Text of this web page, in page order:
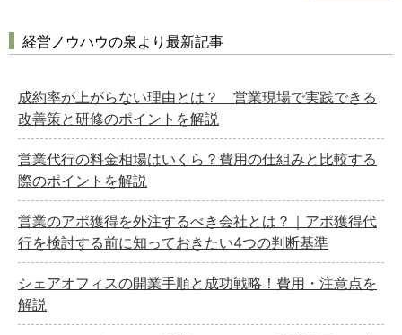
経営ノウハウの泉より最新記事
成約率が上がらない理由とは？ 営業現場で実践できる
改善策と研修のポイントを解説
営業代行の料金相場はいくら？費用の仕組みと比較する
際のポイントを解説
営業のアポ獲得を外注するべき会社とは？｜アポ獲得代
行を検討する前に知っておきたい4つの判断基準
シェアオフィスの開業手順と成功戦略！費用・注意点を
解説